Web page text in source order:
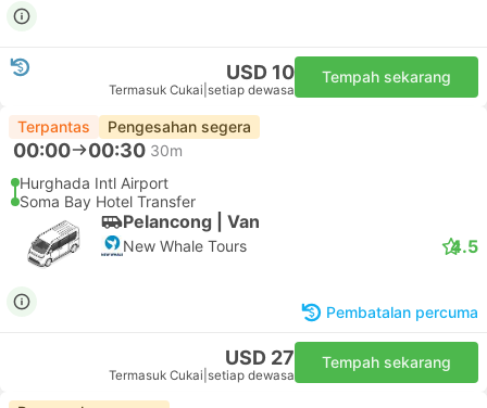
USD 10
Termasuk Cukai setiap dewasa
Tempah sekarang
Terpantas Pengesahan segera
00:00 00:30 30m
Hurghada Intl Airport
Soma Bay Hotel Transfer
Pelancong | Van
New Whale Tours 4.5
Pembatalan percuma
USD 27
Termasuk Cukai setiap dewasa
Tempah sekarang